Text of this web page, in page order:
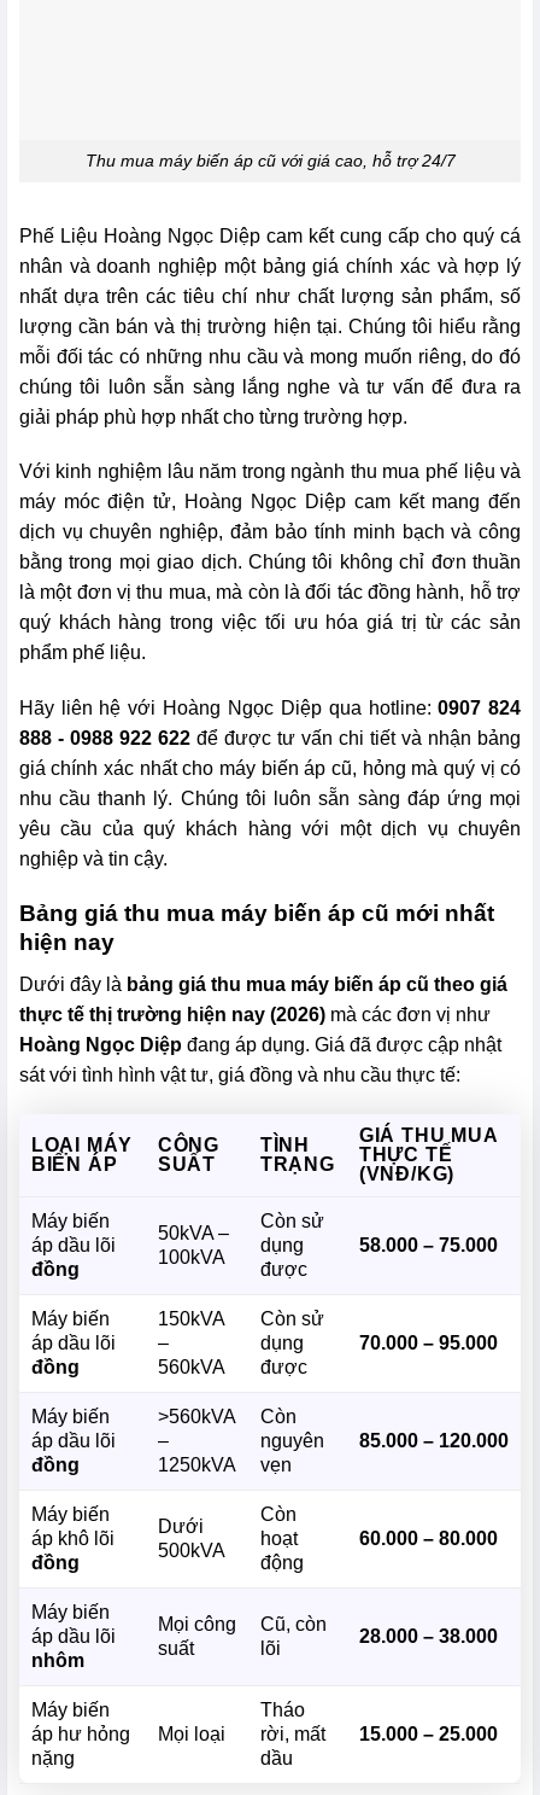
Thu mua máy biến áp cũ với giá cao, hỗ trợ 24/7
Phế Liệu Hoàng Ngọc Diệp cam kết cung cấp cho quý cá
nhân và doanh nghiệp một bảng giá chính xác và hợp lý
nhất dựa trên các tiêu chí như chất lượng sản phẩm, số
lượng cần bán và thị trường hiện tại. Chúng tôi hiểu rằng
mỗi đối tác có những nhu cầu và mong muốn riêng, do đó
chúng tôi luôn sẵn sàng lắng nghe và tư vấn để đưa ra
giải pháp phù hợp nhất cho từng trường hợp.
Với kinh nghiệm lâu năm trong ngành thu mua phế liệu và
máy móc điện tử, Hoàng Ngọc Diệp cam kết mang đến
dịch vụ chuyên nghiệp, đảm bảo tính minh bạch và công
bằng trong mọi giao dịch. Chúng tôi không chỉ đơn thuần
là một đơn vị thu mua, mà còn là đối tác đồng hành, hỗ trợ
quý khách hàng trong việc tối ưu hóa giá trị từ các sản
phẩm phế liệu.
Hãy liên hệ với Hoàng Ngọc Diệp qua hotline:0907 824
888 - 0988 922 622để được tư vấn chi tiết và nhận bảng
giá chính xác nhất cho máy biến áp cũ, hỏng mà quý vị có
nhu cầu thanh lý. Chúng tôi luôn sẵn sàng đáp ứng mọi
yêu cầu của quý khách hàng với một dịch vụ chuyên
nghiệp và tin cậy.
Bảng giá thu mua máy biến áp cũ mới nhất
hiện nay
Dưới đây là bảng giá thu mua máy biến áp cũ theo giá
thực tế thị trường hiện nay (2026)mà các đơn vị như
Hoàng Ngọc Diệpđang áp dụng. Giá đã được cập nhật
sát với tình hình vật tư, giá đồng và nhu cầu thực tế:
LOẠI MÁY
BIẾN ÁP
CÔNG
SUẤT
TÌNH
TRẠNG
GIÁ THU MUA
THỰC TẾ
(VNĐ/KG)
Máy biến
áp dầu lõi
đồng
50kVA –
100kVA
Còn sử
dụng
được
58.000 – 75.000
Máy biến
áp dầu lõi
đồng
150kVA
–
560kVA
Còn sử
dụng
được
70.000 – 95.000
Máy biến
áp dầu lõi
đồng
>560kVA
–
1250kVA
Còn
nguyên
vẹn
85.000 – 120.000
Máy biến
áp khô lõi
đồng
Dưới
500kVA
Còn
hoạt
động
60.000 – 80.000
Máy biến
áp dầu lõi
nhôm
Mọi công
suất
Cũ, còn
lõi
28.000 – 38.000
Máy biến
áp hư hỏng
nặng
Mọi loại
Tháo
rời, mất
dầu
15.000 – 25.000